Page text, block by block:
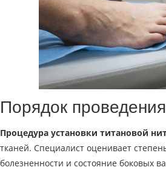
Порядок
Процедура установки титановой
тканей. Специалист оценивает
болезненности и состояние боковых